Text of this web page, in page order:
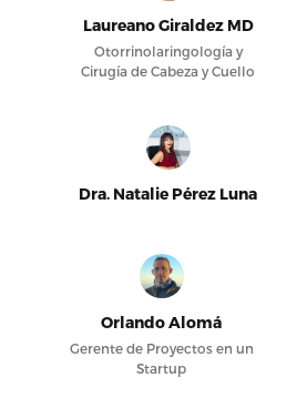
Laureano Giraldez MD
Otorrinolaringología y
Cirugía de Cabeza y Cuello
Dra. Natalie Pérez Luna
Orlando Alomá
Gerente de Proyectos en un
Startup